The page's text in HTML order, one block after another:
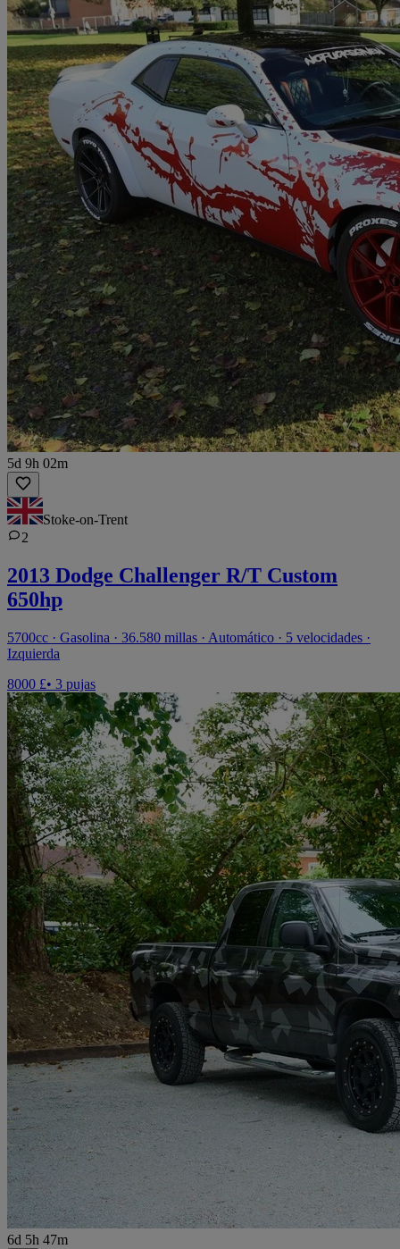
5d 9h 02m
Stoke-on-Trent
2
2013 Dodge Challenger R/T Custom
650hp
5700cc · Gasolina · 36.580 millas · Automático · 5 velocidades ·
Izquierda
8000 £• 3 pujas
6d 5h 47m